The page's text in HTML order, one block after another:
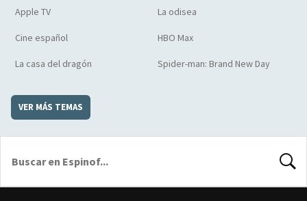
Apple TV La odisea
Cine español HBO Max
La casa del dragón Spider-man: Brand New Day
VER MÁS TEMAS